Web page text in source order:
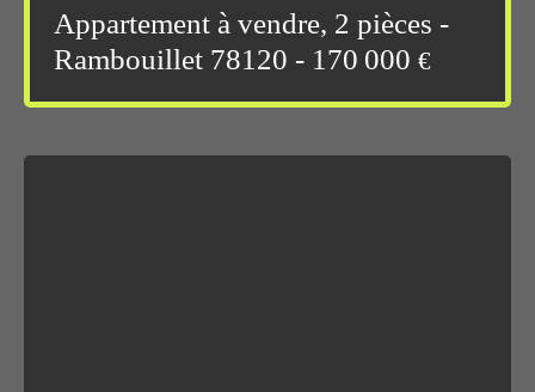
Appartement à vendre, 2 pièces -
Rambouillet 78120 - 170 000 €